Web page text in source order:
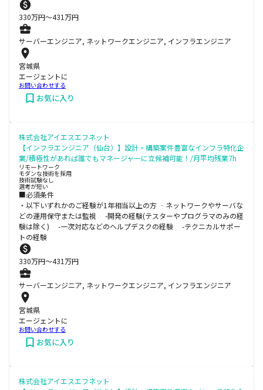
330万円〜431万円
サーバーエンジニア, ネットワークエンジニア, インフラエンジニア
宮城県
エージェントに
お問い合わせする
お気に入り
株式会社アイエスエフネット
【インフラエンジニア（仙台）】設計・構築案件豊富なインフラ特化企
業/積極性があれば誰でもマネージャーに立候補可能！/月平均残業7h
リモートワーク
モダンな技術を採用
技術試験なし
選考が短い
■必須条件
・以下いずれかのご経験が1年相当以上の方 ‐ネットワークやサーバな
どの運用保守または監視 -開発の経験(テスターやプログラマのみの経
験は除く) -一次対応などのヘルプデスクの経験 -テクニカルサポー
トの経験
330万円〜431万円
サーバーエンジニア, ネットワークエンジニア, インフラエンジニア
宮城県
エージェントに
お問い合わせする
お気に入り
株式会社アイエスエフネット